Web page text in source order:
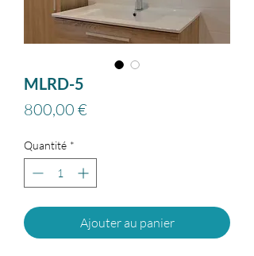
MLRD-5
800,00 €
Quantité *
Ajouter au panier